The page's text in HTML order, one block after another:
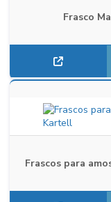
Frasco
Frascos para